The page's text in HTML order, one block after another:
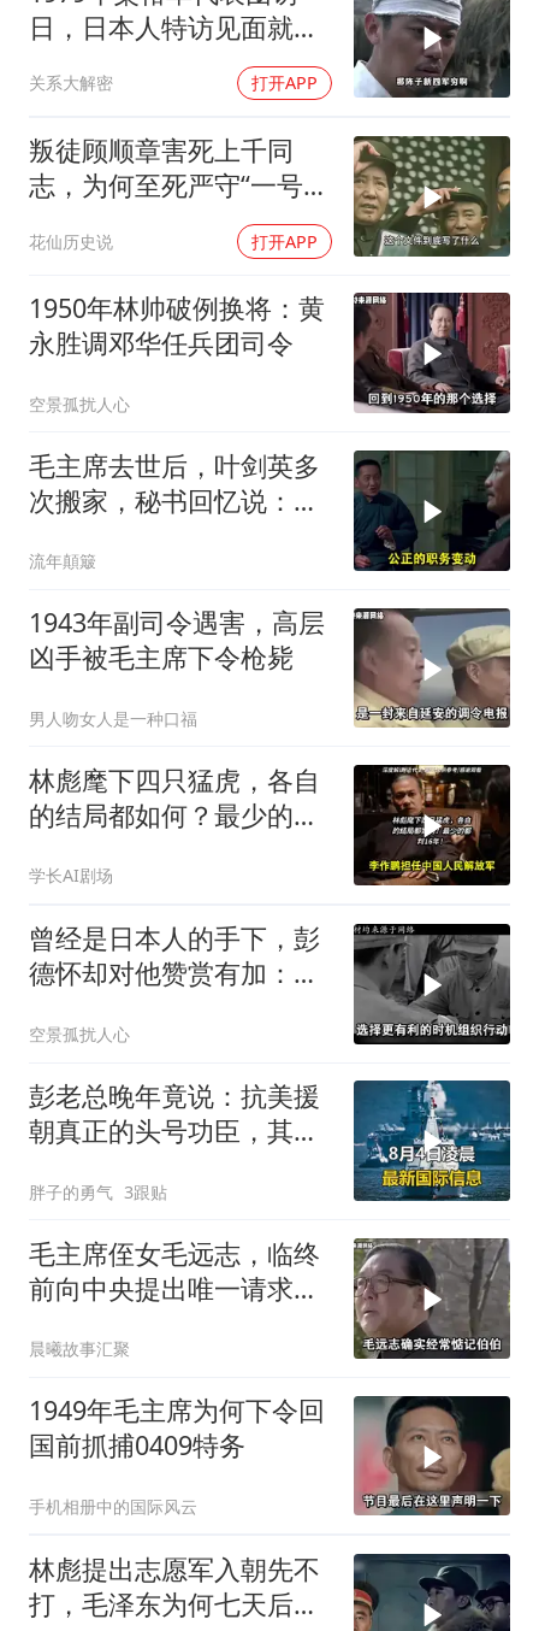
日，日本人特访见面就喊
关系大解密 打开APP
叛徒顾顺章害死上千同
志，为何至死严守“一号机
花仙历史说 打开APP
1950年林帅破例换将：黄
永胜调邓华任兵团司令
空景孤扰人心
毛主席去世后，叶剑英多
次搬家，秘书回忆说：有
流年顛簸
1943年副司令遇害，高层
凶手被毛主席下令枪毙
男人吻女人是一种口福
林彪麾下四只猛虎，各自
的结局都如何？最少的都
学长AI剧场
曾经是日本人的手下，彭
德怀却对他赞赏有加：他
空景孤扰人心
彭老总晚年竟说：抗美援
朝真正的头号功臣，其实
胖子的勇气 3跟贴
毛主席侄女毛远志，临终
前向中央提出唯一请求，
晨曦故事汇聚
1949年毛主席为何下令回
国前抓捕0409特务
手机相册中的国际风云
林彪提出志愿军入朝先不
打，毛泽东为何七天后改